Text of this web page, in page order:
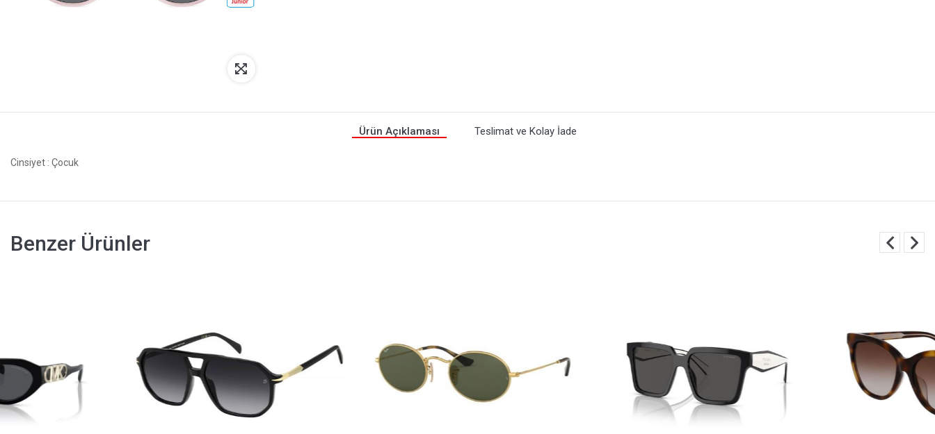
Ürün Açıklaması Teslimat ve Kolay İade
Cinsiyet : Çocuk
Benzer Ürünler